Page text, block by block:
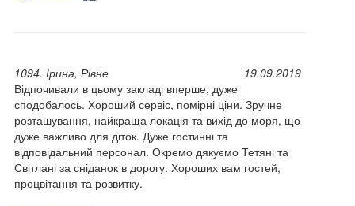
1094. Ірина, Рівне
19.09.2019
Відпочивали в цьому закладі вперше, дуже
сподобалось. Хороший сервіс, помірні ціни. Зручне
розташування, найкраща локація та вихід до моря, що
дуже важливо для діток. Дуже гостинні та
відповідальний персонал. Окремо дякуємо Тетяні та
Світлані за сніданок в дорогу. Хороших вам гостей,
процвітання та розвитку.